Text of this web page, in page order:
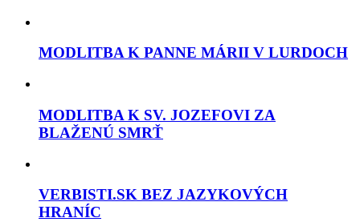
MODLITBA K PANNE MÁRII V LURDOCH
MODLITBA K SV. JOZEFOVI ZA
BLAŽENÚ SMRŤ
VERBISTI.SK BEZ JAZYKOVÝCH
HRANÍC